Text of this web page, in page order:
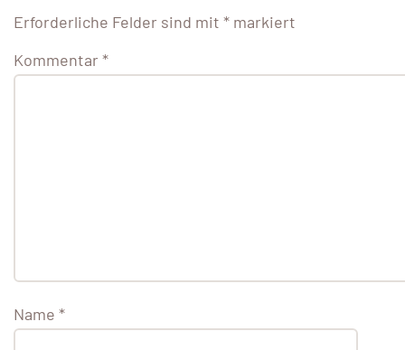
Erforderliche Felder sind mit * markiert
Kommentar *
Name *